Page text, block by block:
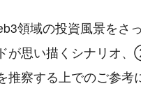
領域の投資風景をさ
が思い描くシナリオ
察する上でのご参考